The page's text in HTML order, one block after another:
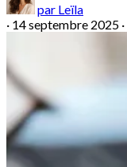
par Leïla
· 14 septembre 2025 ·